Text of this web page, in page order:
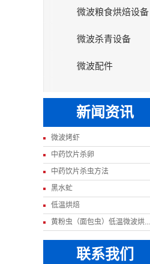
微波粮食烘焙设备
微波杀青设备
微波配件
新闻资讯
微波烤虾
中药饮片杀卵
中药饮片杀虫方法
黑水虻
低温烘焙
黄粉虫（面包虫）低温微波烘...
联系我们